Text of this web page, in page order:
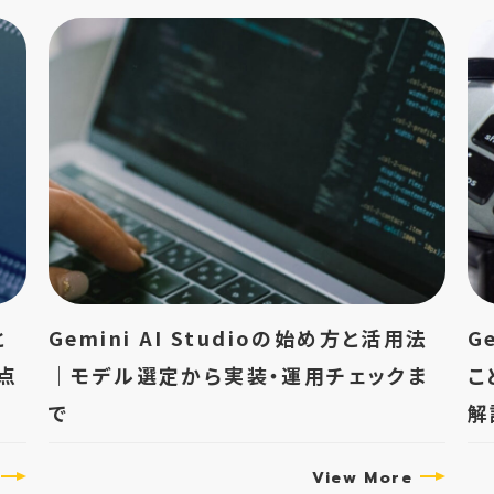
Gemini AI Studioの始め方と活用法
｜モデル選定から実装・運用チェックま
で
View More